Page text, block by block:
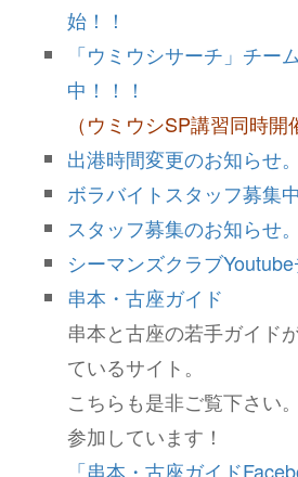
始！！
「ウミウシサーチ」チー
中！！！
（ウミウシSP講習同時開
出港時間変更のお知らせ
ボラバイトスタッフ募集中
スタッフ募集のお知らせ。
シーマンズクラブ
串本・古座ガイド
串本と古座の若手ガイド
ているサイト。
こちらも是非ご覧下さい
参加しています！
「串本・古座ガイド